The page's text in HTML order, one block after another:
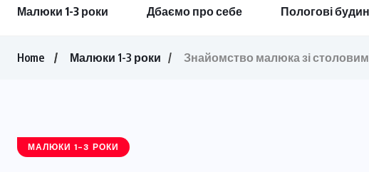
Малюки 1-3 роки Дбаємо про себе Пологові
Home Малюки 1-3 роки Знайомство малюка зі
МАЛЮКИ 1-3 РОКИ